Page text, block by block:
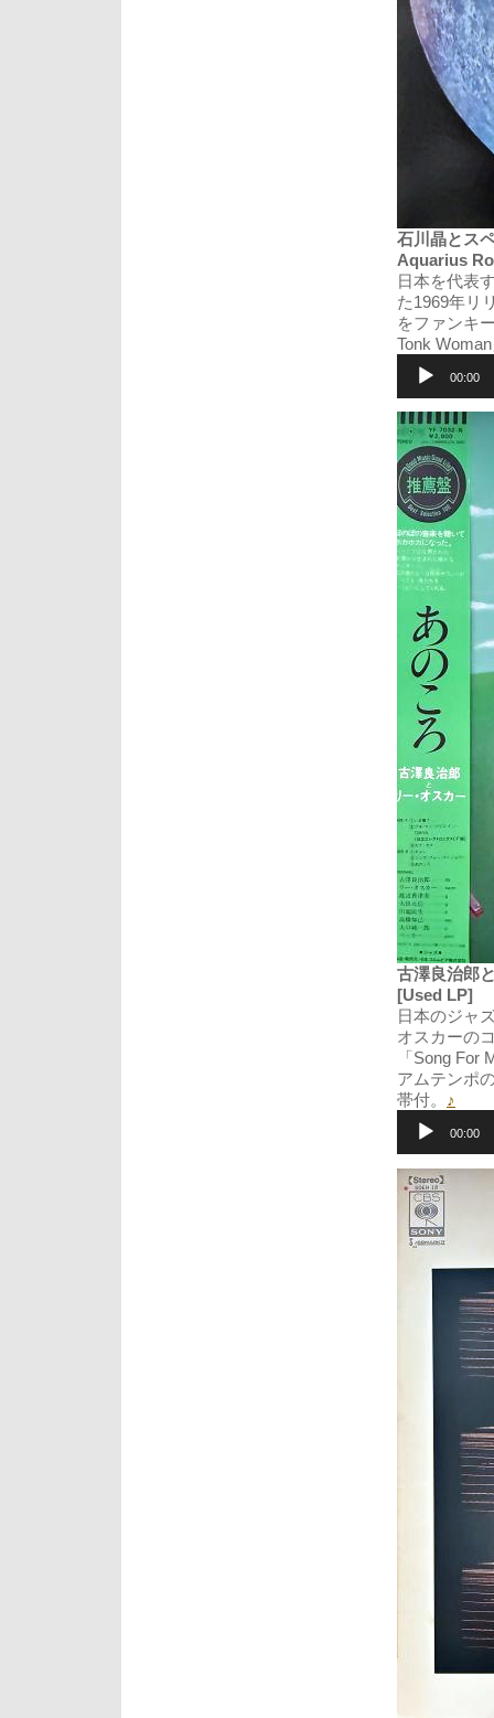
石川晶とス
Aquarius
日本を代表
た1969年リ
をファンキ
Tonk
プ
レ
ー
ヤ
ー
00:00
古澤良治郎
[Used LP]
日本のジャ
オスカーの
「Song For
アムテンポ
帯付。 ♪
プ
レ
ー
ー
00:00